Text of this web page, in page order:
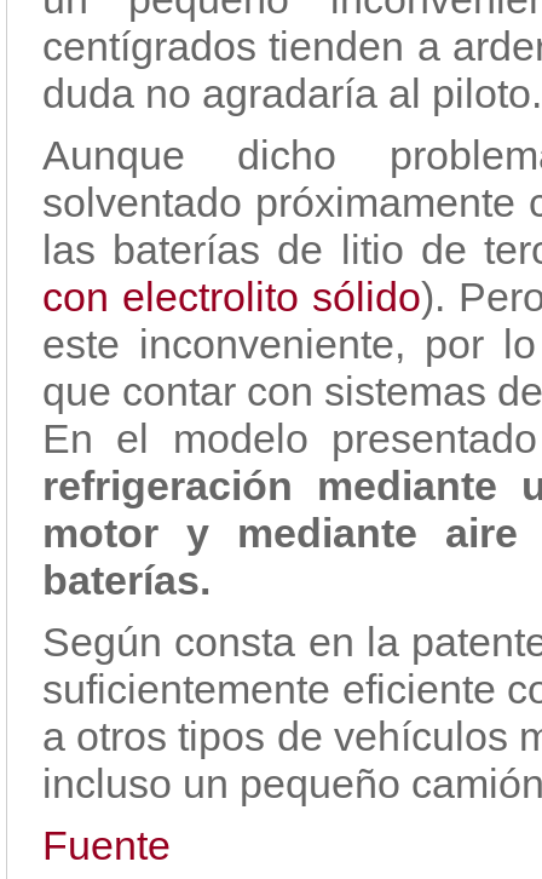
centígrados tienden a
duda no agradaría al piloto.
Aunque dicho
solventado próximamente
las baterías de litio de
con electrolito sólido).
este inconveniente, por
que contar con sistemas
En el modelo
refrigeración mediante
motor y mediante
baterías.
Según consta en la
suficientemente eficiente
a otros tipos de vehículos
incluso un pequeño
Fuente